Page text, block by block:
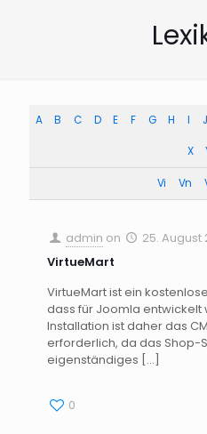
A B C D E F G H I J
X
Vi Vn
admin on
25. August
VirtueMart
VirtueMart ist ein
dass für Joomla entwickelt
Installation ist daher das
erforderlich, da das Shop-
eigenständiges […]
0